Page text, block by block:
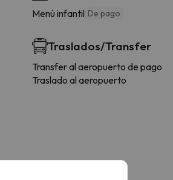
Menú infantil De pago
Traslados/Transfer
Transfer al aeropuerto de pago
Traslado al aeropuerto